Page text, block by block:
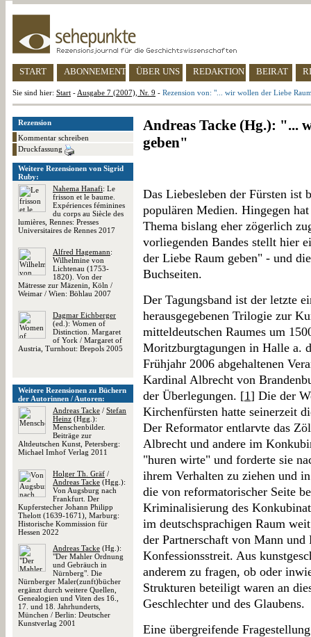
START ABONNEMENT ÜBER UNS REDAKTION BEIRAT
Sie sind hier: Start - Ausgabe 7 (2007), Nr. 9 - Rezension von: "... wir wollen der Liebe
Rezension
Kommentar schreiben
Druckfassung
Weitere Rezensionen von Sigrid
Ruby:
Nahema Hanafi: Le
frisson et le baume.
Expériences féminines
du corps au Siècle des
lumières, Rennes: Presses
Universitaires de Rennes 2017
Alfred Hagemann:
Wilhelmine von
Lichtenau (1753-
1820). Von der
Mätresse zur Mäzenin, Köln /
Weimar / Wien: Böhlau 2007
Dagmar Eichberger
(ed.): Women of
Distinction. Margaret
of York / Margaret of
Austria, Turnhout: Brepols 2005
Weitere Rezensionen zu Büchern
der Autorinnen / Autoren:
Andreas Tacke / Stefan
Heinz (Hgg.):
Menschenbilder.
Beiträge zur
Altdeutschen Kunst, Petersberg:
Michael Imhof Verlag 2011
Holger Th. Gräf /
Andreas Tacke (Hgg.):
Von Augsburg nach
Frankfurt. Der
Kupferstecher Johann Philipp
Thelott (1639-1671), Marburg:
Historische Kommission für
Hessen 2022
Andreas Tacke (Hg.):
"Der Mahler Ordnung
und Gebräuch in
Nürnberg". Die
Nürnberger Maler(zunft)bücher
ergänzt durch weitere Quellen,
Genealogien und Viten des 16.,
17. und 18. Jahrhunderts,
München / Berlin: Deutscher
Kunstverlag 2001
Andreas Tacke (Hg.): "...
geben"
Das Liebesleben der Fürsten ist
populären Medien. Hingegen
Thema bislang eher zögerlich
vorliegenden Bandes stellt hier
der Liebe Raum geben" - und
Buchseiten.
Der Tagungsband ist der letzte
herausgegebenen Trilogie zur
mitteldeutschen Raumes um
Moritzburgtagungen in Halle a.
Frühjahr 2006 abgehaltenen
Kardinal Albrecht von
der Überlegungen. [1] Die der
Kirchenfürsten hatte seinerzeit
Der Reformator entlarvte das
Albrecht und andere im
"huren wirte" und forderte sie
ihrem Verhalten zu ziehen und
die von reformatorischer Seite
Kriminalisierung des
im deutschsprachigen Raum
der Partnerschaft von Mann
Konfessionsstreit. Aus
anderem zu fragen, ob oder
Strukturen beteiligt waren an
Geschlechter und des Glaubens.
Eine übergreifende